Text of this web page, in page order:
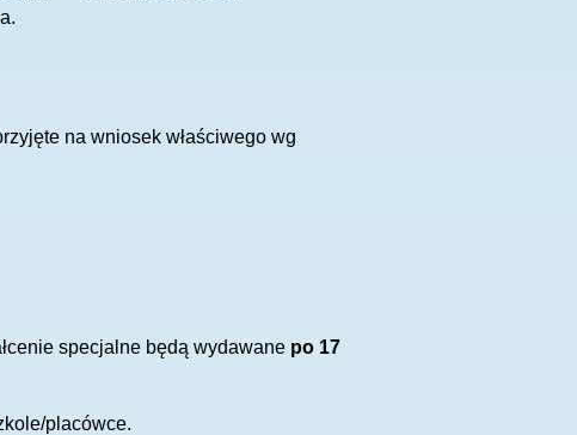
na wniosek właściwego wg
specjalne będą wydawane po 17
placówce.